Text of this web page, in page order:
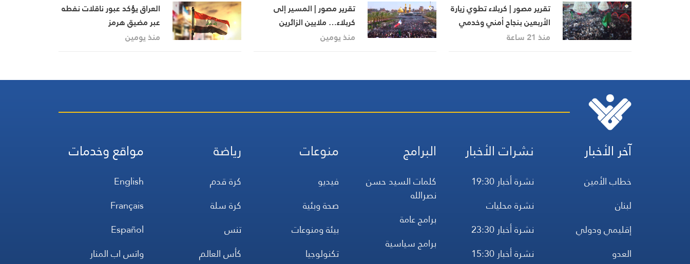
تقرير مصور | كربلاء تطوي زيارة
الأربعين بنجاح أمني وخدمي
منذ 21 ساعة
تقرير مصور | المسير إلى
كربلاء… ملايين الزائرين
يجددون العهد في الأربعين
منذ يومين
العراق يؤكد عبور ناقلات نفطه
عبر مضيق هرمز
منذ يومين
آخر الأخبار
خطاب الأمين
لبنان
إقليمي ودولي
العدو
نشرات الأخبار
نشرة أخبار 19:30
نشرة محليات
نشرة أخبار 23:30
نشرة أخبار 15:30
البرامج
كلمات السيد حسن
نصرالله
برامج عامة
برامج سياسية
منوعات
فيديو
صحة وبئية
بيئة ومنوعات
تكنولوجيا
رياضة
كرة قدم
كرة سلة
تنس
كأس العالم
مواقع وخدمات
English
Français
Español
واتس اب المنار